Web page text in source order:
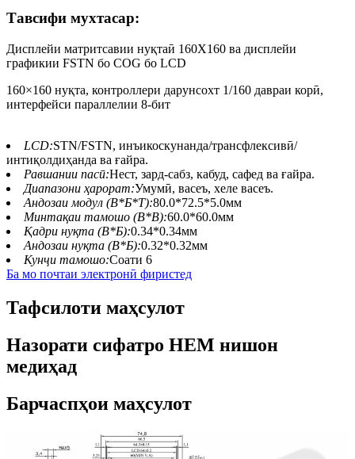
Тавсифи мухтасар:
Дисплейи матритсавии нуқтаӣ 160X160 ва дисплейи
графикии FSTN бо COG бо LCD
160×160 нуқта, контроллери дарунсохт 1/160 давраи корӣ,
интерфейси параллелии 8-бит
LCD:STN/FSTN, инъикоскунанда/трансфлексивӣ/
интиқолдиҳанда ва ғайра.
Равшании пасӣ:Нест, зард-сабз, кабуд, сафед ва ғайра.
Диапазони ҳарорат:Умумӣ, васеъ, хеле васеъ.
Андозаи модул (В*Б*Т):80.0*72.5*5.0мм
Минтақаи тамошо (В*В):60.0*60.0мм
Қадри нуқта (В*Б):0.34*0.34мм
Андозаи нуқта (В*Б):0.32*0.32мм
Кунҷи тамошо:Соати 6
Ба мо почтаи электронӣ фиристед
Тафсилоти маҳсулот
Назорати сифатро HEM нишон
медиҳад
Барчаспҳои маҳсулот